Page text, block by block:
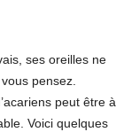
ses oreilles ne
pensez.
peut être à
Voici quelques